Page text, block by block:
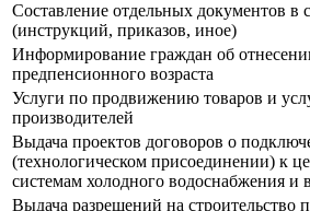
Составление отдельных документов в
(инструкций, приказов, иное)
Информирование граждан об
предпенсионного возраста
Услуги по продвижению товаров и
производителей
Выдача проектов договоров о
(технологическом присоединении) к
системам холодного водоснабжения и
Выдача разрешений на строительство